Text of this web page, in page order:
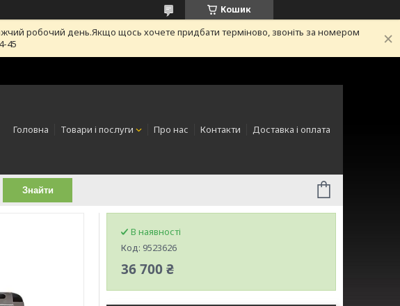
Кошик
робочий день.Якщо щось хочете придбати терміново, звоніть за номером
45
Головна Товари і послуги Про нас Контакти Доставка і оплата
Знайти
В наявності
Код: 9523626
36 700 ₴